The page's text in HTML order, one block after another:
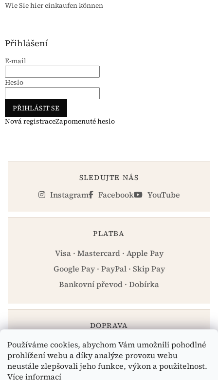
Používáme cookies, abychom Vám umožnili pohodlné
prohlížení webu a díky analýze provozu webu
neustále zlepšovali jeho funkce, výkon a použitelnost.
Více informací
Wie Sie hier einkaufen können
Přihlášení
E-mail
Heslo
PŘIHLÁSIT SE
Nová registraceZapomenuté heslo
SLEDUJTE NÁS
Instagram Facebook YouTube
PLATBA
Visa · Mastercard · Apple Pay
Google Pay · PayPal · Skip Pay
Bankovní převod · Dobírka
DOPRAVA
Zásilkovna · PPL · Osobní odběr Praha